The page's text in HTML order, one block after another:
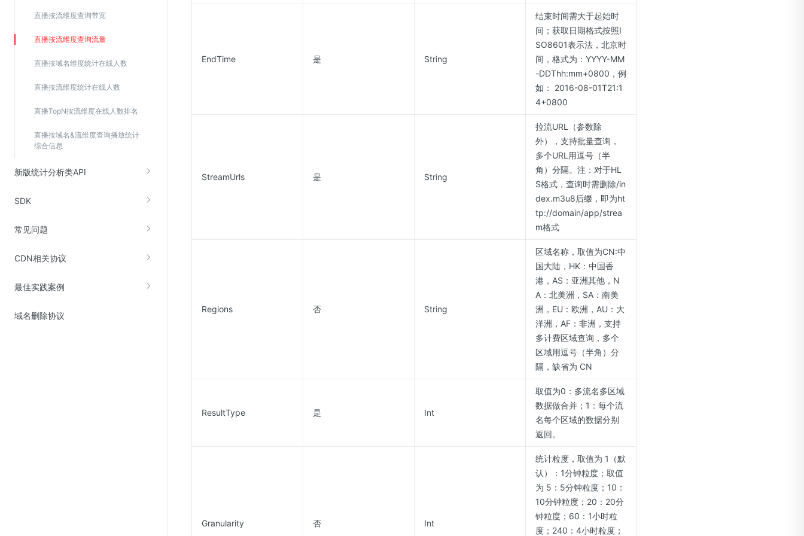
直播按流维度查询带宽
直播按流维度查询流量
直播按域名维度统计在线人数
直播按流维度统计在线人数
直播TopN按流维度在线人数排名
直播按域名&流维度查询播放统计
综合信息
新版统计分析类API
SDK
常见问题
CDN相关协议
最佳实践案例
域名删除协议
EndTime 是 String
结束时间需大于起始时
间；获取日期格式按照I
SO8601表示法，北京时
间，格式为：YYYY-MM
-DDThh:mm+0800，例
如： 2016-08-01T21:1
4+0800
StreamUrls 是 String
拉流URL（参数除
外），支持批量查询，
多个URL用逗号（半
角）分隔。注：对于HL
S格式，查询时需删除/in
dex.m3u8后缀，即为ht
tp://domain/app/strea
m格式
Regions 否 String
区域名称，取值为CN:中
国大陆，HK：中国香
港，AS：亚洲其他，N
A：北美洲，SA：南美
洲，EU：欧洲，AU：大
洋洲，AF：非洲，支持
多计费区域查询，多个
区域用逗号（半角）分
隔，缺省为 CN
ResultType 是 Int
取值为0：多流名多区域
数据做合并；1：每个流
名每个区域的数据分别
返回。
Granularity 否 Int
统计粒度，取值为 1（默
认）：1分钟粒度；取值
为 5：5分钟粒度；10：
10分钟粒度；20：20分
钟粒度；60：1小时粒
度；240：4小时粒度；